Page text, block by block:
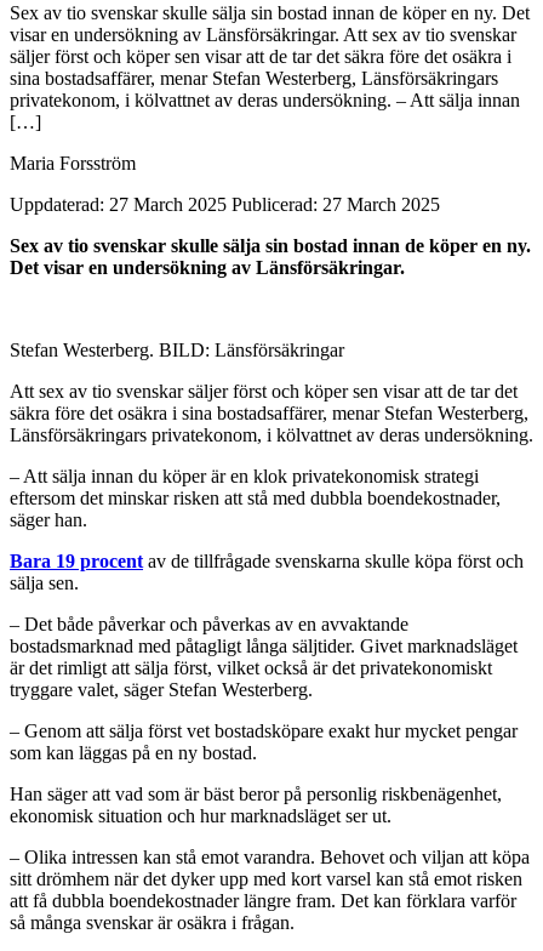
Sex av tio svenskar skulle sälja sin bostad innan de köper en ny. Det
visar en undersökning av Länsförsäkringar. Att sex av tio svenskar
säljer först och köper sen visar att de tar det säkra före det osäkra i
sina bostadsaffärer, menar Stefan Westerberg, Länsförsäkringars
privatekonom, i kölvattnet av deras undersökning. – Att sälja innan
[…]
Maria Forsström
Uppdaterad: 27 March 2025 Publicerad: 27 March 2025
Sex av tio svenskar skulle sälja sin bostad innan de köper en ny.
Det visar en undersökning av Länsförsäkringar.
Stefan Westerberg. BILD: Länsförsäkringar
Att sex av tio svenskar säljer först och köper sen visar att de tar det
säkra före det osäkra i sina bostadsaffärer, menar Stefan Westerberg,
Länsförsäkringars privatekonom, i kölvattnet av deras undersökning.
– Att sälja innan du köper är en klok privatekonomisk strategi
eftersom det minskar risken att stå med dubbla boendekostnader,
säger han.
Bara 19 procent av de tillfrågade svenskarna skulle köpa först och
sälja sen.
– Det både påverkar och påverkas av en avvaktande
bostadsmarknad med påtagligt långa säljtider. Givet marknadsläget
är det rimligt att sälja först, vilket också är det privatekonomiskt
tryggare valet, säger Stefan Westerberg.
– Genom att sälja först vet bostadsköpare exakt hur mycket pengar
som kan läggas på en ny bostad.
Han säger att vad som är bäst beror på personlig riskbenägenhet,
ekonomisk situation och hur marknadsläget ser ut.
– Olika intressen kan stå emot varandra. Behovet och viljan att köpa
sitt drömhem när det dyker upp med kort varsel kan stå emot risken
att få dubbla boendekostnader längre fram. Det kan förklara varför
så många svenskar är osäkra i frågan.